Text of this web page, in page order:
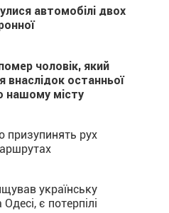
автомобілі двох
чоловік, який
внаслідок останньої
нашому місту
призупинять рух
українську
є потерпілі